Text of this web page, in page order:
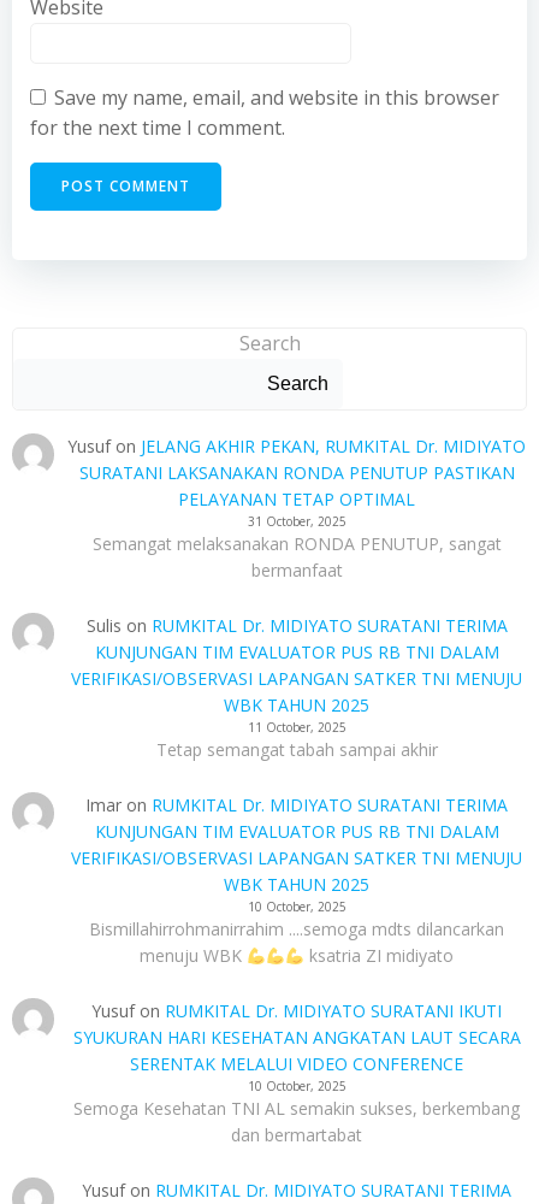
Website
Save my name, email, and website in this browser
for the next time I comment.
Search
Search
Yusufon JELANG AKHIR PEKAN, RUMKITAL Dr. MIDIYATO
SURATANI LAKSANAKAN RONDA PENUTUP PASTIKAN
PELAYANAN TETAP OPTIMAL
31 October, 2025
Semangat melaksanakan RONDA PENUTUP, sangat
bermanfaat
Sulis on RUMKITAL Dr. MIDIYATO SURATANI TERIMA
KUNJUNGAN TIM EVALUATOR PUS RB TNI DALAM
VERIFIKASI/OBSERVASI LAPANGAN SATKER TNI MENUJU
WBK TAHUN 2025
11 October, 2025
Tetap semangat tabah sampai akhir
Imar on RUMKITAL Dr. MIDIYATO SURATANI TERIMA
KUNJUNGAN TIM EVALUATOR PUS RB TNI DALAM
VERIFIKASI/OBSERVASI LAPANGAN SATKER TNI MENUJU
WBK TAHUN 2025
10 October, 2025
Bismillahirrohmanirrahim ....semoga mdts dilancarkan
menuju WBK
ksatria ZI midiyato
Yusufon RUMKITAL Dr. MIDIYATO SURATANI IKUTI
SYUKURAN HARI KESEHATAN ANGKATAN LAUT SECARA
SERENTAK MELALUI VIDEO CONFERENCE
10 October, 2025
Semoga Kesehatan TNI AL semakin sukses, berkembang
dan bermartabat
Yusufon RUMKITAL Dr. MIDIYATO SURATANI TERIMA